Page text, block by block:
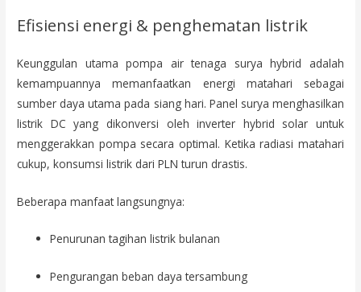
Efisiensi energi & penghematan listrik
Keunggulan utama pompa air tenaga surya hybrid adalah
kemampuannya memanfaatkan energi matahari sebagai
sumber daya utama pada siang hari. Panel surya menghasilkan
listrik DC yang dikonversi oleh inverter hybrid solar untuk
menggerakkan pompa secara optimal. Ketika radiasi matahari
cukup, konsumsi listrik dari PLN turun drastis.
Beberapa manfaat langsungnya:
Penurunan tagihan listrik bulanan
Pengurangan beban daya tersambung